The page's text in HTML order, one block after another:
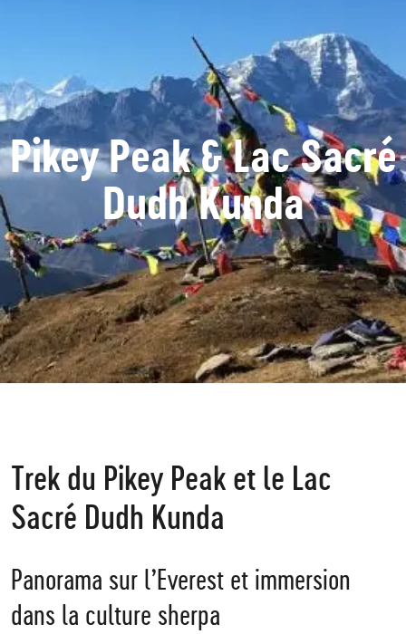
Pikey Peak & Lac Sacré
Dudh Kunda
Trek du Pikey Peak et le Lac
Sacré Dudh Kunda
Panorama sur l’Everest et immersion
dans la culture sherpa